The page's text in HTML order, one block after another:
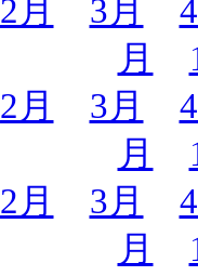
2月 3月
月
2月 3月
月
2月 3月
月